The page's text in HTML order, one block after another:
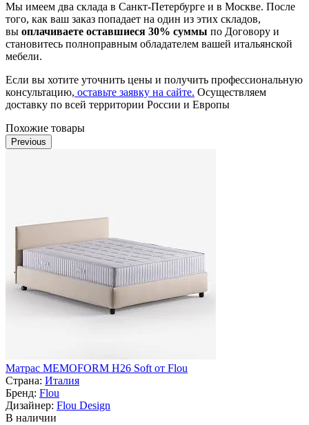
Мы имеем два склада в Санкт-Петербурге и в Москве. После
того, как ваш заказ попадает на один из этих складов,
вы оплачиваете оставшиеся 30% суммы по Договору и
становитесь полноправным обладателем вашей итальянской
мебели.
Если вы хотите уточнить цены и получить профессиональную
консультацию, оставьте заявку на сайте. Осуществляем
доставку по всей территории России и Европы
Похожие товары
Previous
Матрас MEMOFORM H26 Soft от Flou
Страна: Италия
Бренд: Flou
Дизайнер: Flou Design
В наличии